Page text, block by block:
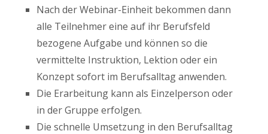
Nach der Webinar-Einheit bekommen dann
alle Teilnehmer eine auf ihr Berufsfeld
bezogene Aufgabe und können so die
vermittelte Instruktion, Lektion oder ein
Konzept sofort im Berufsalltag anwenden.
Die Erarbeitung kann als Einzelperson oder
in der Gruppe erfolgen.
Die schnelle Umsetzung in den Berufsalltag